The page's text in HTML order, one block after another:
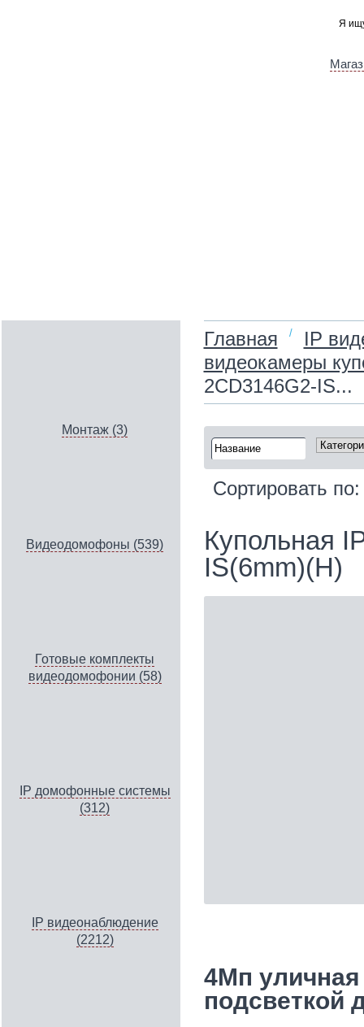
Монтаж (3)
Видеодомофоны (539)
Готовые комплекты
видеодомофонии (58)
IP домофонные системы
(312)
IP видеонаблюдение
(2212)
Главная /
IP
видеокамеры
2CD3146G2-IS...
Сортировать
Купольная
IS(6mm)(H)
4Мп уличная
подсветкой